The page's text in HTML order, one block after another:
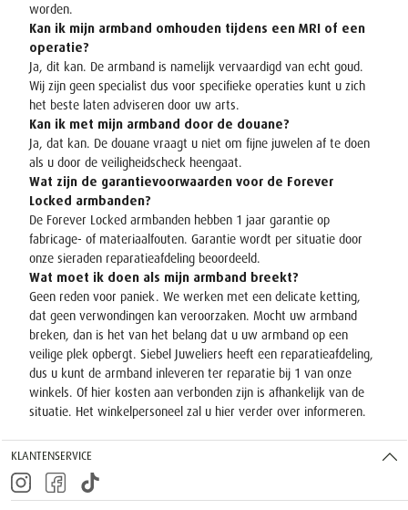
worden.
Kan ik mijn armband omhouden tijdens een MRI of een
operatie?
Ja, dit kan. De armband is namelijk vervaardigd van echt goud.
Wij zijn geen specialist dus voor specifieke operaties kunt u zich
het beste laten adviseren door uw arts.
Kan ik met mijn armband door de douane?
Ja, dat kan. De douane vraagt u niet om fijne juwelen af te doen
als u door de veiligheidscheck heengaat.
Wat zijn de garantievoorwaarden voor de Forever
Locked armbanden?
De Forever Locked armbanden hebben 1 jaar garantie op
fabricage- of materiaalfouten. Garantie wordt per situatie door
onze sieraden reparatieafdeling beoordeeld.
Wat moet ik doen als mijn armband breekt?
Geen reden voor paniek. We werken met een delicate ketting,
dat geen verwondingen kan veroorzaken. Mocht uw armband
breken, dan is het van het belang dat u uw armband op een
veilige plek opbergt. Siebel Juweliers heeft een reparatieafdeling,
dus u kunt de armband inleveren ter reparatie bij 1 van onze
winkels. Of hier kosten aan verbonden zijn is afhankelijk van de
situatie. Het winkelpersoneel zal u hier verder over informeren.
KLANTENSERVICE